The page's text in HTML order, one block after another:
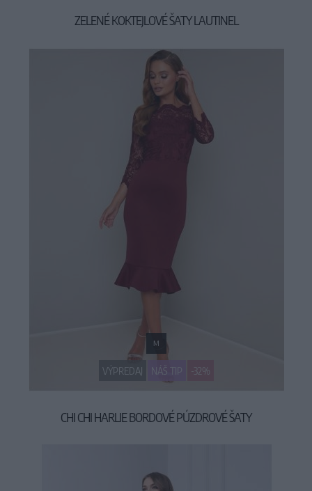
ZELENÉ KOKTEJLOVÉ ŠATY LAUTINEL
89,90 €
VÝPREDAJ NÁŠ TIP -32%
M
CHI CHI HARLIE BORDOVÉ PÚZDROVÉ ŠATY